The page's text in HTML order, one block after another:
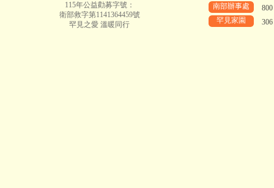
115年公益勸募字號：
衛部救字第1141364459號
罕見之愛 溫暖同行
南部辦事處
罕見家園